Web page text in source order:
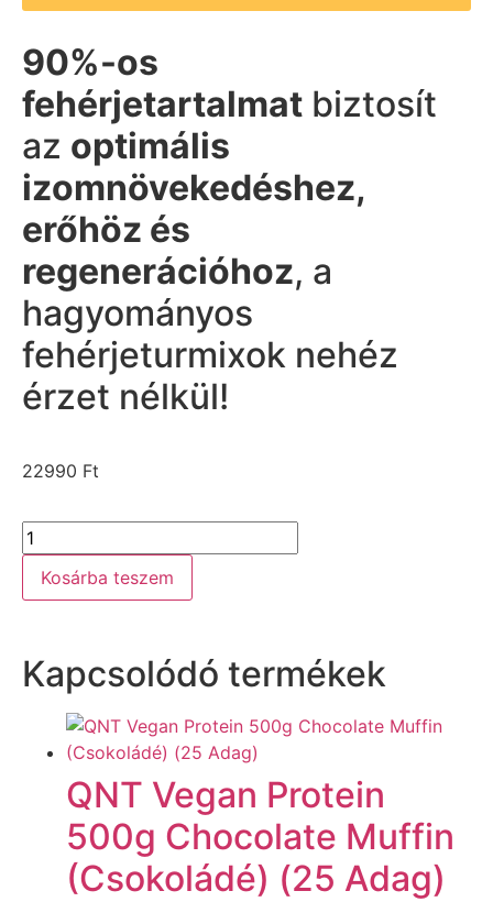
90%-os
fehérjetartalmat biztosít
az optimális
izomnövekedéshez,
erőhöz és
regenerációhoz, a
hagyományos
fehérjeturmixok nehéz
érzet nélkül!
22990 Ft
Kosárba teszem
Kapcsolódó termékek
QNT Vegan Protein
500g Chocolate Muffin
(Csokoládé) (25 Adag)